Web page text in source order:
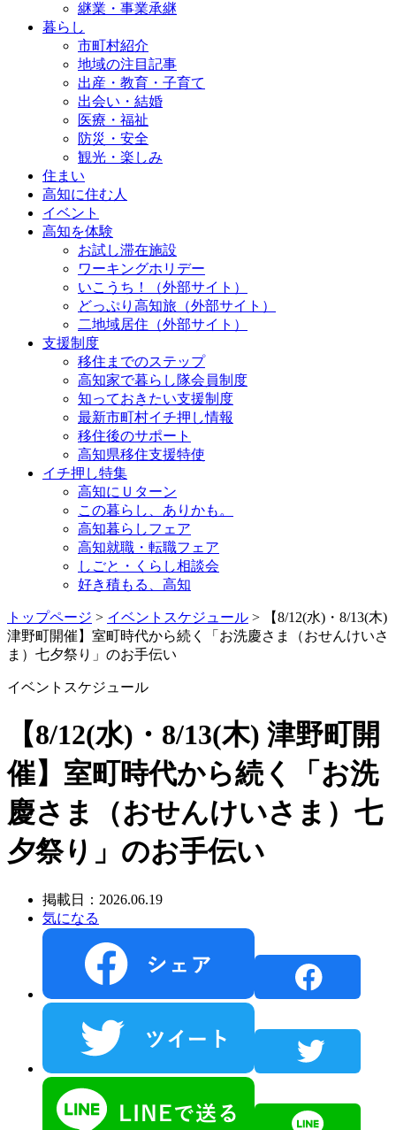
継業・事業承継
暮らし
市町村紹介
地域の注目記事
出産・教育・子育て
出会い・結婚
医療・福祉
防災・安全
観光・楽しみ
住まい
高知に住む人
イベント
高知を体験
お試し滞在施設
ワーキングホリデー
いこうち！（外部サイト）
どっぷり高知旅（外部サイト）
二地域居住（外部サイト）
支援制度
移住までのステップ
高知家で暮らし隊会員制度
知っておきたい支援制度
最新市町村イチ押し情報
移住後のサポート
高知県移住支援特使
イチ押し特集
高知にＵターン
この暮らし、ありかも。
高知暮らしフェア
高知就職・転職フェア
しごと・くらし相談会
好き積もる、高知
トップページ > イベントスケジュール > 【8/12(水)・8/13(木)
津野町開催】室町時代から続く「お洗慶さま（おせんけいさ
ま）七夕祭り」のお手伝い
イベントスケジュール
【8/12(水)・8/13(木) 津野町開
催】室町時代から続く「お洗
慶さま（おせんけいさま）七
夕祭り」のお手伝い
掲載日：2026.06.19
気になる